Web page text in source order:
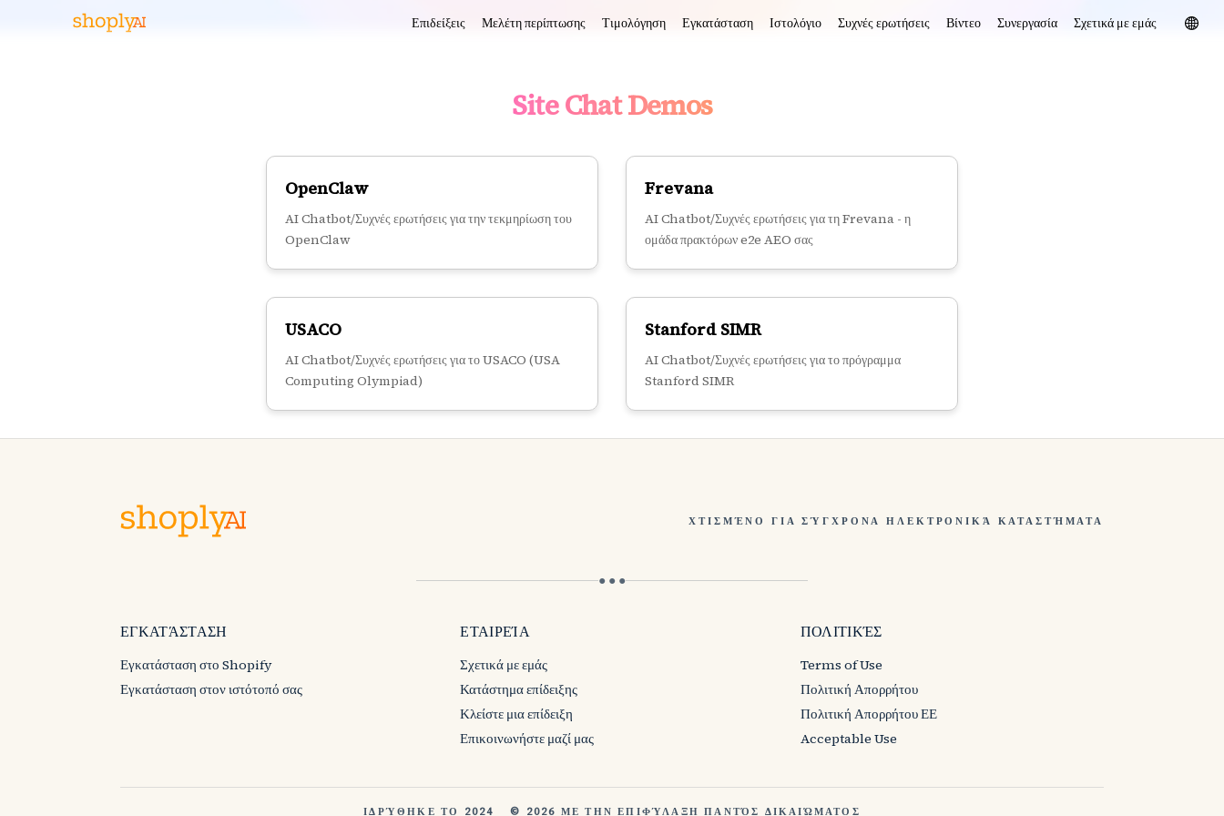
Επιδείξεις Μελέτη περίπτωσης Τιμολόγηση Εγκατάσταση Ιστολόγιο Συχνές ερωτήσεις Βίντεο Συνεργασία Σχετικά με εμάς
Site Chat Demos
OpenClaw
AI Chatbot/Συχνές ερωτήσεις για την τεκμηρίωση του
OpenClaw
Frevana
AI Chatbot/Συχνές ερωτήσεις για τη Frevana - η
ομάδα πρακτόρων e2e AEO σας
USACO
AI Chatbot/Συχνές ερωτήσεις για το USACO (USA
Computing Olympiad)
Stanford SIMR
AI Chatbot/Συχνές ερωτήσεις για το πρόγραμμα
Stanford SIMR
ΧΤΙΣΜΈΝΟ ΓΙΑ ΣΎΓΧΡΟΝΑ ΗΛΕΚΤΡΟΝΙΚΆ ΚΑΤΑΣΤΉΜΑΤΑ
● ● ●
ΕΓΚΑΤΆΣΤΑΣΗ
Εγκατάσταση στο Shopify
Εγκατάσταση στον ιστότοπό σας
ΕΤΑΙΡΕΊΑ
Σχετικά με εμάς
Κατάστημα επίδειξης
Κλείστε μια επίδειξη
Επικοινωνήστε μαζί μας
ΠΟΛΙΤΙΚΈΣ
Terms of Use
Πολιτική Απορρήτου
Πολιτική Απορρήτου ΕΕ
Acceptable Use
ΙΔΡΎΘΗΚΕ ΤΟ 2024 © 2026 ΜΕ ΤΗΝ ΕΠΙΦΎΛΑΞΗ ΠΑΝΤΌΣ ΔΙΚΑΙΏΜΑΤΟΣ